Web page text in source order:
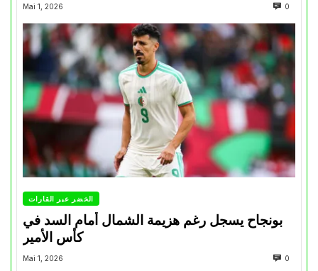
Mai 1, 2026 0
الخضر عبر القارات
بونجاح يسجل رغم هزيمة الشمال أمام السد في
كأس الأمير
Mai 1, 2026 0